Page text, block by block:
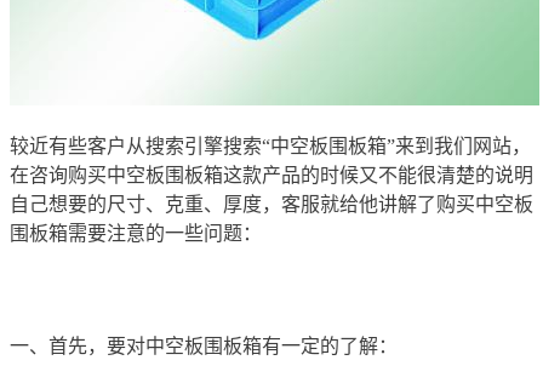
较近有些客户从搜索引擎搜索“中空板围板箱”来到我们网站，
在咨询购买中空板围板箱这款产品的时候又不能很清楚的说明
自己想要的尺寸、克重、厚度，客服就给他讲解了购买中空板
围板箱需要注意的一些问题：
一、首先，要对中空板围板箱有一定的了解：